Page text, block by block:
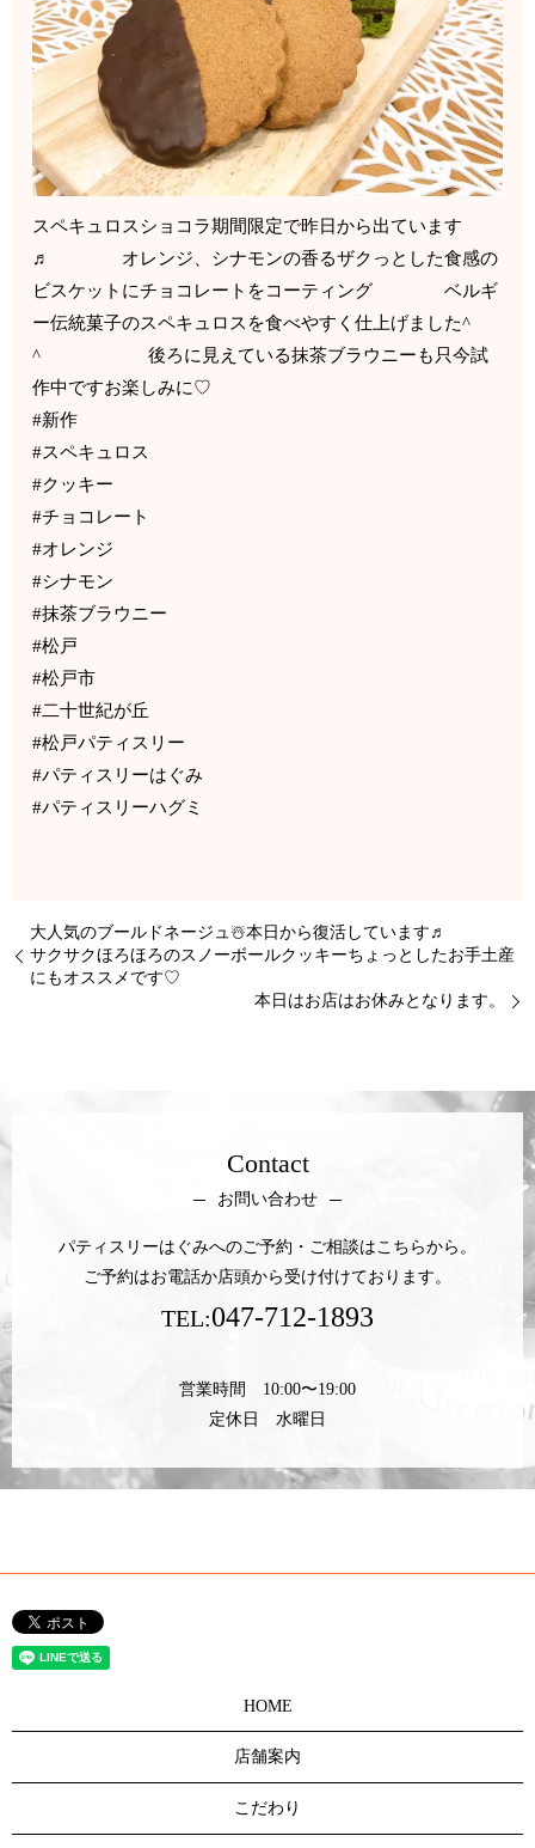
スペキュロスショコラ期間限定で昨日から出ています
♬ オレンジ、シナモンの香るザクっとした食感の
ビスケットにチョコレートをコーティング ベルギ
ー伝統菓子のスペキュロスを食べやすく仕上げました^
^ 後ろに見えている抹茶ブラウニーも只今試
作中ですお楽しみに♡
#新作
#スペキュロス
#クッキー
#チョコレート
#オレンジ
#シナモン
#抹茶ブラウニー
#松戸
#松戸市
#二十世紀が丘
#松戸パティスリー
#パティスリーはぐみ
#パティスリーハグミ
大人気のブールドネージュ☃️本日から復活しています♬
サクサクほろほろのスノーボールクッキーちょっとしたお手土産
にもオススメです♡
本日はお店はお休みとなります。
Contact
お問い合わせ
パティスリーはぐみへのご予約・ご相談はこちらから。
ご予約はお電話か店頭から受け付けております。
TEL:047-712-1893
営業時間 10:00〜19:00
定休日 水曜日
HOME
店舗案内
こだわり